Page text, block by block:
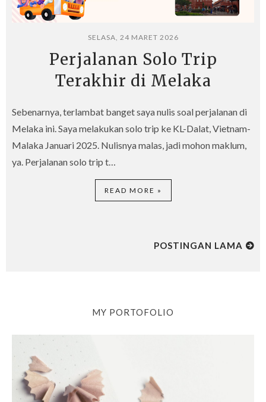
SELASA, 24 MARET 2026
Perjalanan Solo Trip
Terakhir di Melaka
Sebenarnya, terlambat banget saya nulis soal perjalanan di
Melaka ini. Saya melakukan solo trip ke KL-Dalat, Vietnam-
Malaka Januari 2025. Nulisnya malas, jadi mohon maklum,
ya. Perjalanan solo trip t…
READ MORE »
POSTINGAN LAMA
MY PORTOFOLIO